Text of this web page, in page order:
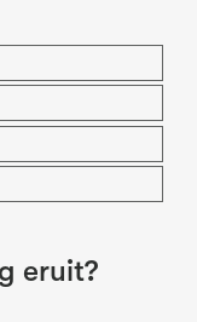
eruit?